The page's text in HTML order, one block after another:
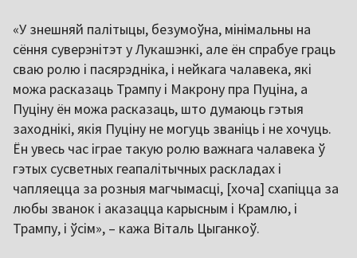
«У знешняй палітыцы, безумоўна, мінімальны на
сёння суверэнітэт у Лукашэнкі, але ён спрабуе граць
сваю ролю і пасярэдніка, і нейкага чалавека, які
можа расказаць Трампу і Макрону пра Пуціна, а
Пуціну ён можа расказаць, што думаюць гэтыя
заходнікі, якія Пуціну не могуць званіць і не хочуць.
Ён увесь час іграе такую ролю важнага чалавека ў
гэтых сусветных геапалітычных раскладах і
чапляецца за розныя магчымасці, [хоча] схапіцца за
любы званок і аказацца карысным і Крамлю, і
Трампу, і ўсім», – кажа Віталь Цыганкоў.